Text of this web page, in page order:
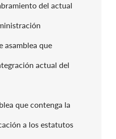
del actual
asamblea que
actual del
que contenga la
a los estatutos